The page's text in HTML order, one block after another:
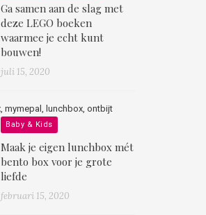
Ga samen aan de slag met
deze LEGO boeken
waarmee je echt kunt
bouwen!
juli 15, 2020
Baby & Kids
Maak je eigen lunchbox mét
bento box voor je grote
liefde
februari 15, 2020